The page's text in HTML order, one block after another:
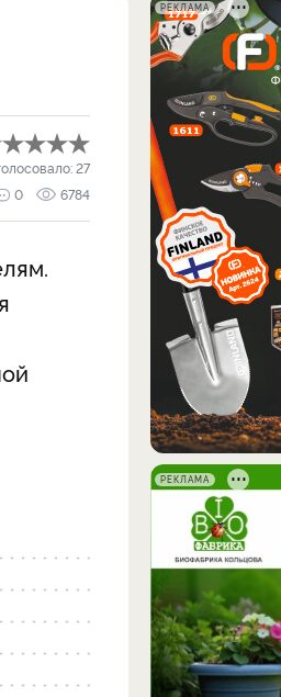
27
0 6784
РЕКЛАМА
РЕКЛАМА